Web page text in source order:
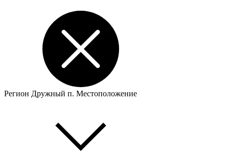
Регион Дружный п. Местоположение